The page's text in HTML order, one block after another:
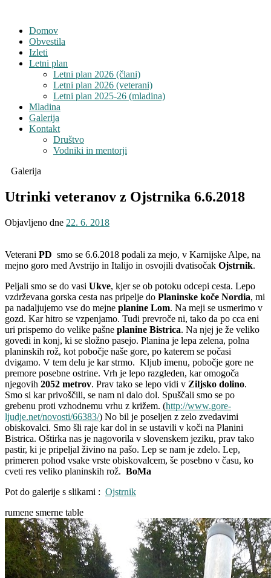
Domov
Obvestila
Izleti
Letni plan
Letni plan 2026 (člani)
Letni plan 2026 (veterani)
Letni plan 2025-26 (mladina)
Mladina
Galerija
Kontakt
Društvo
Vodniki in mentorji
Galerija
Utrinki veteranov z Ojstrnika 6.6.2018
Objavljeno dne 22. 6. 2018
Veterani PD smo se 6.6.2018 podali za mejo, v Karnijske Alpe, na
mejno goro med Avstrijo in Italijo in osvojili dvatisočak Ojstrnik.
Peljali smo se do vasi Ukve, kjer se ob potoku odcepi cesta. Lepo
vzdrževana gorska cesta nas pripelje do Planinske koče Nordia, mi
pa nadaljujemo vse do mejne planine Lom. Na meji se usmerimo v
gozd. Kar hitro se vzpenjamo. Tudi prevroče ni, tako da po cca eni
uri prispemo do velike pašne planine Bistrica. Na njej je že veliko
govedi in konj, ki se složno pasejo. Planina je lepa zelena, polna
planinskih rož, kot pobočje naše gore, po katerem se počasi
dvigamo. V tem delu je kar strmo. Kljub imenu, pobočje gore ne
premore posebne ostrine. Vrh je lepo razgleden, kar omogoča
njegovih 2052 metrov. Prav tako se lepo vidi v Ziljsko dolino.
Smo si kar privoščili, se nam ni dalo dol. Spuščali smo se po
grebenu proti vzhodnemu vrhu z križem. (http://www.gore-
ljudje.net/novosti/66383/) No bil je poseljen z zelo zvedavimi
obiskovalci. Smo šli raje kar dol in se ustavili v koči na Planini
Bistrica. Oštirka nas je nagovorila v slovenskem jeziku, prav tako
pastir, ki je pripeljal živino na pašo. Lep se nam je zdelo. Lep,
primeren pohod vsake vrste obiskovalcem, še posebno v času, ko
cveti res veliko planinskih rož. BoMa
Pot do galerije s slikami : Ojstrnik
rumene smerne table